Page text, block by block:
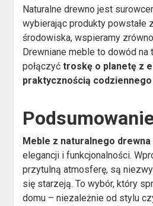
Naturalne drewno jest
wybierając produkty powstałe
środowiska, wspieramy
Drewniane meble to dowód na
połączyćtroskę o planetę z
praktycznością
Meble z naturalnego drewna
elegancji i funkcjonalności.
przytulną atmosferę, są
się starzeją. To wybór, który
domu – niezależnie od stylu